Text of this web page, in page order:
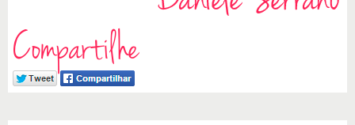
Compartilhe